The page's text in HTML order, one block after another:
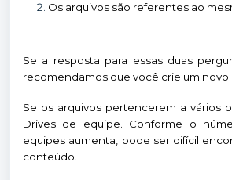
Os arquivos são referentes ao
Se a resposta para essas duas
recomendamos que você crie um novo
Se os arquivos pertencerem a vários
Drives de equipe. Conforme o
equipes aumenta, pode ser difícil
conteúdo.